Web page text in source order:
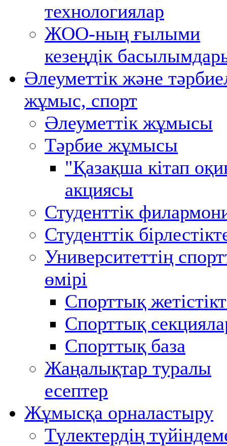
технологиялар
ЖОО-ның ғылыми
кезеңдік
Әлеуметтік және
жұмыс, спорт
Әлеуметтік жұмысы
Тәрбие жұмысы
"Қазақша кітап
акциясы
Студенттік
Студенттік
Университеттің
өмірі
Спорттық
Спорттық
Спорттық база
Жаңалықтар туралы
есептер
Жұмысқа орналастыру
Түлектердің